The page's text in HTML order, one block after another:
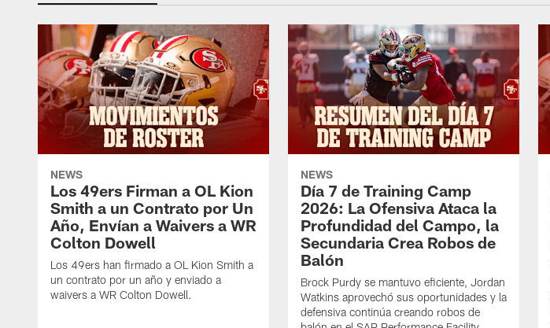
NEWS
Los 49ers Firman a OL Kion
Smith a un Contrato por Un
Año, Envían a Waivers a WR
Colton Dowell
Los 49ers han firmado a OL Kion Smith a
un contrato por un año y enviado a
waivers a WR Colton Dowell.
NEWS
Día 7 de Training Camp
2026: La Ofensiva Ataca la
Profundidad del Campo, la
Secundaria Crea Robos de
Balón
Brock Purdy se mantuvo eficiente, Jordan
Watkins aprovechó sus oportunidades y la
defensiva continúa creando robos de